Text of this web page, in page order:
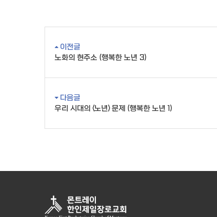
이전글
노화의 현주소 (행복한 노년 3)
다음글
우리 시대의 <노년> 문제 (행복한 노년 1)